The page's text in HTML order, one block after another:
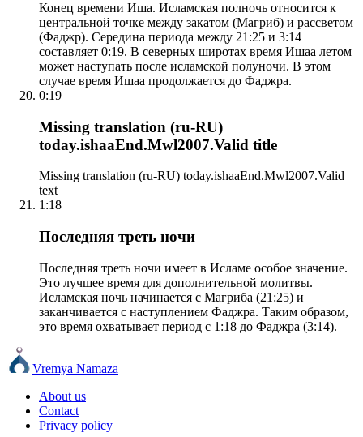
Конец времени Иша. Исламская полночь относится к
центральной точке между закатом (Магриб) и рассветом
(Фаджр). Середина периода между 21:25 и 3:14
составляет 0:19. В северных широтах время Ишаа летом
может наступать после исламской полуночи. В этом
случае время Ишаа продолжается до Фаджра.
0:19
Missing translation (ru-RU)
today.ishaaEnd.Mwl2007.Valid title
Missing translation (ru-RU) today.ishaaEnd.Mwl2007.Valid
text
1:18
Последняя треть ночи
Последняя треть ночи имеет в Исламе особое значение.
Это лучшее время для дополнительной молитвы.
Исламская ночь начинается с Магриба (21:25) и
заканчивается с наступлением Фаджра. Таким образом,
это время охватывает период с 1:18 до Фаджра (3:14).
Vremya Namaza
About us
Contact
Privacy policy